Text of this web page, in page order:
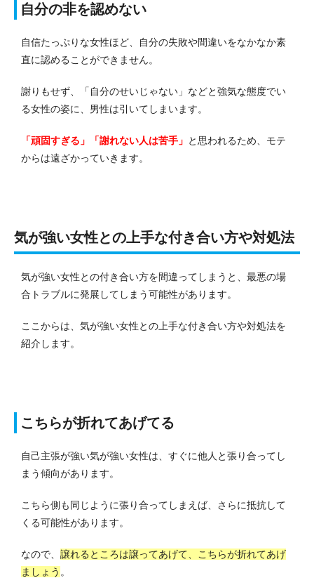
自分の非を認めない
自信たっぷりな女性ほど、自分の失敗や間違いをなかなか素
直に認めることができません。
謝りもせず、「自分のせいじゃない」などと強気な態度でい
る女性の姿に、男性は引いてしまいます。
「頑固すぎる」「謝れない人は苦手」 と思われるため、モテ
からは遠ざかっていきます。
気が強い女性との上手な付き合い方や対処法
気が強い女性との付き合い方を間違ってしまうと、最悪の場
合トラブルに発展してしまう可能性があります。
ここからは、気が強い女性との上手な付き合い方や対処法を
紹介します。
こちらが折れてあげてる
自己主張が強い気が強い女性は、すぐに他人と張り合ってし
まう傾向があります。
こちら側も同じように張り合ってしまえば、さらに抵抗して
くる可能性があります。
なので、 譲れるところは譲ってあげて、こちらが折れてあげ
ましょう 。